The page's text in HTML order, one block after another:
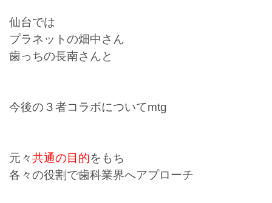
仙台では
プラネットの畑中さん
歯っちの長南さんと
今後の３者コラボについてmtg
元々共通の目的をもち
各々の役割で歯科業界へアプローチ